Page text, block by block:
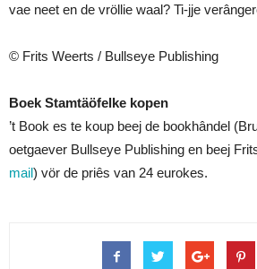
vae neet en de vröllie waal? Ti-jje
© Frits Weerts / Bullseye Publishing
Boek Stamtäöfelke kopen
’t Book es te koup beej de bookhândel
oetgaever Bullseye Publishing en beej
mail) vör de priês van 24 eurokes.